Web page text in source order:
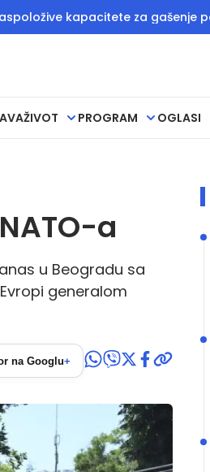
kapacitete za gašenje požara u
ŽIVOT PROGRAM OGLASI
a
u Beogradu sa
generalom
na Googlu+